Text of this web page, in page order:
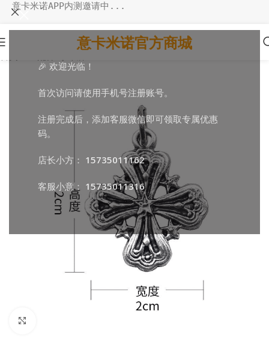
🎉 欢迎光临！
首次访问请使用手机号注册账号。
注册完成后，添加客服微信即可领取专属优惠
码。
店长小方： 15735011162
客服小意： 15735011316
意卡米诺APP内测邀请中...
意卡米诺官方商城